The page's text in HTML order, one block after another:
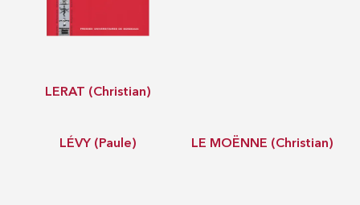
LERAT (Christian)
LÉVY (Paule) LE MOËNNE (Christian)